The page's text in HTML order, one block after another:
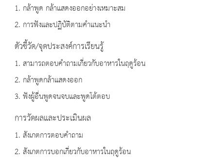
1. กล้าพูด กล้าแสดงออกอย่างเหมาะสม
2. การฟังและปฏิบัติตามคำแนะนำ
ตัวชี้วัด/จุดประสงค์การเรียนรู้
1. สามารถตอบคำถามเกี่ยวกับอาหารในฤดูร้อน
2. กล้าพูดกล้าแสดงออก
3. ฟังผู้อื่นพูดจนจบและพูดโต้ตอบ
การวัดผลและประเมินผล
1. สังเกตการตอบคำถาม
2. สังเกตการบอกเกี่ยวกับอาหารในฤดูร้อน